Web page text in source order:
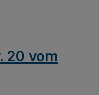
20 vom